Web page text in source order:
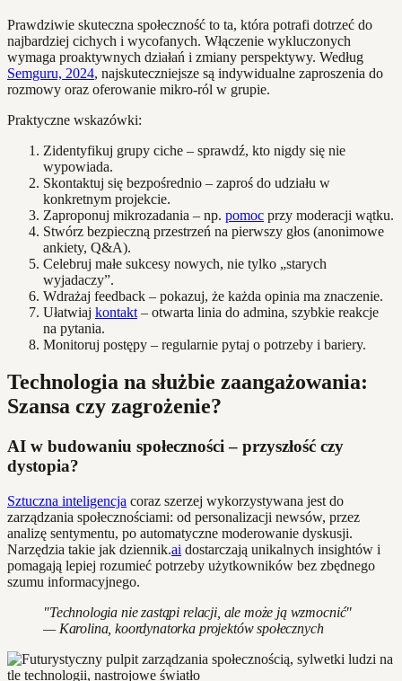
Prawdziwie skuteczna społeczność to ta, która potrafi dotrzeć do
najbardziej cichych i wycofanych. Włączenie wykluczonych
wymaga proaktywnych działań i zmiany perspektywy. Według
Semguru, 2024, najskuteczniejsze są indywidualne zaproszenia do
rozmowy oraz oferowanie mikro-ról w grupie.
Praktyczne wskazówki:
Zidentyfikuj grupy ciche – sprawdź, kto nigdy się nie
wypowiada.
Skontaktuj się bezpośrednio – zaproś do udziału w
konkretnym projekcie.
Zaproponuj mikrozadania – np. pomoc przy moderacji wątku.
Stwórz bezpieczną przestrzeń na pierwszy głos (anonimowe
ankiety, Q&A).
Celebruj małe sukcesy nowych, nie tylko „starych
wyjadaczy”.
Wdrażaj feedback – pokazuj, że każda opinia ma znaczenie.
Ułatwiaj kontakt – otwarta linia do admina, szybkie reakcje
na pytania.
Monitoruj postępy – regularnie pytaj o potrzeby i bariery.
Technologia na służbie zaangażowania:
Szansa czy zagrożenie?
AI w budowaniu społeczności – przyszłość czy
dystopia?
Sztuczna inteligencja coraz szerzej wykorzystywana jest do
zarządzania społecznościami: od personalizacji newsów, przez
analizę sentymentu, po automatyczne moderowanie dyskusji.
Narzędzia takie jak dziennik.ai dostarczają unikalnych insightów i
pomagają lepiej rozumieć potrzeby użytkowników bez zbędnego
szumu informacyjnego.
"Technologia nie zastąpi relacji, ale może ją wzmocnić"
— Karolina, koordynatorka projektów społecznych